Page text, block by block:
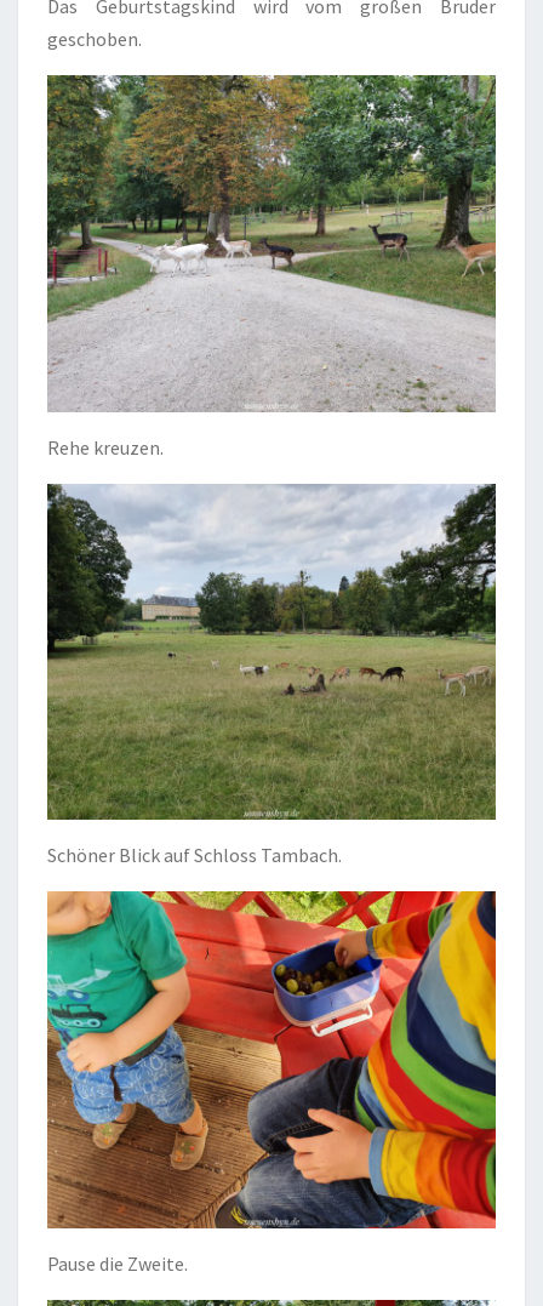
Das Geburtstagskind wird vom großen Bruder
geschoben.
Rehe kreuzen.
Schöner Blick auf Schloss Tambach.
Pause die Zweite.